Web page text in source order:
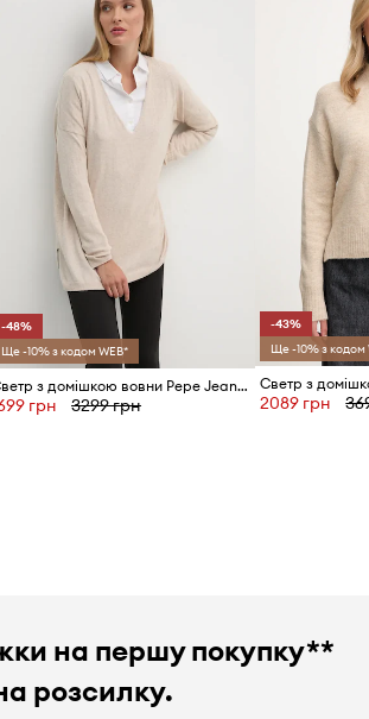
-48%
Ще -10% з кодом WEB*
Светр з домішкою вовни Pepe Jeans ISELA V-NECK
грн 3299 грн
-43%
Ще -10% з кодом
Светр з
2089 грн
на першу покупку**
розсилку.